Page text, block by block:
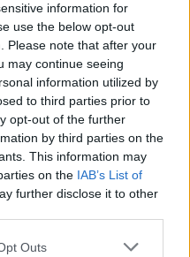
information for
use the below opt-out
Please note that after your
may continue seeing
information utilized by
to third parties prior to
opt-out of the further
by third parties on the
This information may
on the IAB’s List of
further disclose it to other
Outs